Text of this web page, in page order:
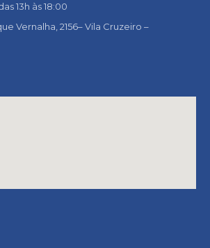
13h às 18:00
Vernalha, 2156– Vila Cruzeiro –